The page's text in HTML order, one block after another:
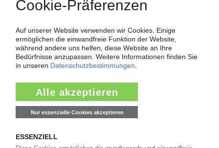
entscheidenden Entwicklungen rund um die
Themenseite „Nahost-Konflikt“.
Zur Themenseite...
Nachrichten
LANXESS
Preiserhöhung für Adipinsäure / Folge des